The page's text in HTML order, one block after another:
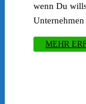
wenn Du
Unternehmen
MEHR